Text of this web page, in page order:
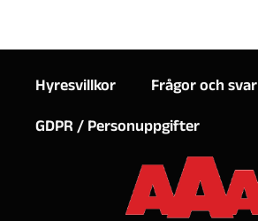
Hyresvillkor Frågor och svar
GDPR / Personuppgifter